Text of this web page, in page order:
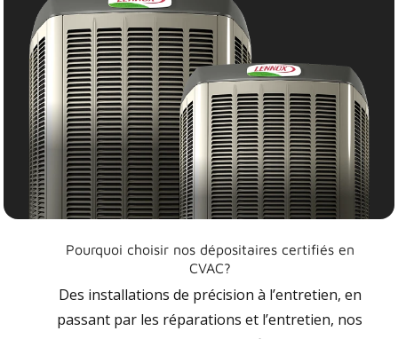
Pourquoi choisir nos dépositaires certifiés en
CVAC?
Des installations de précision à l’entretien, en
passant par les réparations et l’entretien, nos